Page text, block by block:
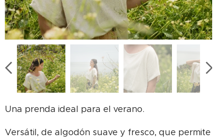
Una prenda ideal para el verano.
Versátil, de algodón suave y fresco, que permite